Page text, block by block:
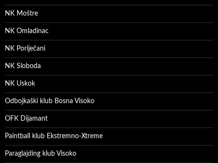
NK Moštre
NK Omladinac
NK Poriječani
NK Sloboda
NK Uskok
Odbojkaški klub Bosna Visoko
OFK Dijamant
Paintball klub Ekstremno-Xtreme
Paraglajding klub Visoko